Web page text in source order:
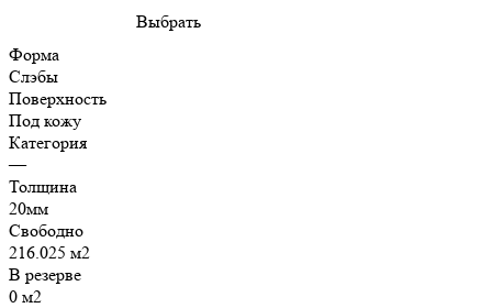
Выбрать
Форма
Слэбы
Поверхность
Под кожу
Категория
—
Толщина
20мм
Свободно
216.025 м2
В резерве
0 м2